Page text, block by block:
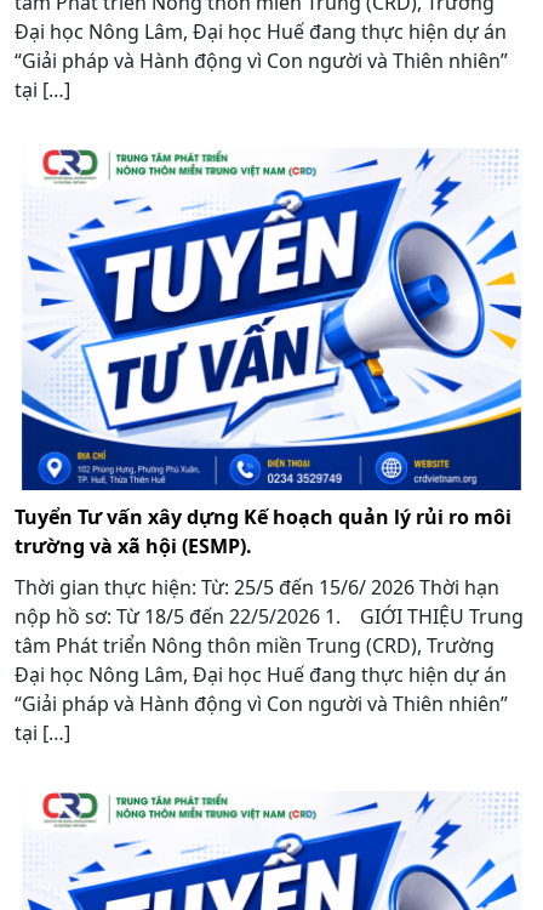
Đại học Nông Lâm, Đại học Huế đang thực hiện dự án
“Giải pháp và Hành động vì Con người và Thiên nhiên”
tại […]
Tuyển Tư vấn xây dựng Kế hoạch quản lý rủi ro môi
trường và xã hội (ESMP).
Thời gian thực hiện: Từ: 25/5 đến 15/6/ 2026 Thời hạn
nộp hồ sơ: Từ 18/5 đến 22/5/2026 1. GIỚI THIỆU Trung
tâm Phát triển Nông thôn miền Trung (CRD), Trường
Đại học Nông Lâm, Đại học Huế đang thực hiện dự án
“Giải pháp và Hành động vì Con người và Thiên nhiên”
tại […]